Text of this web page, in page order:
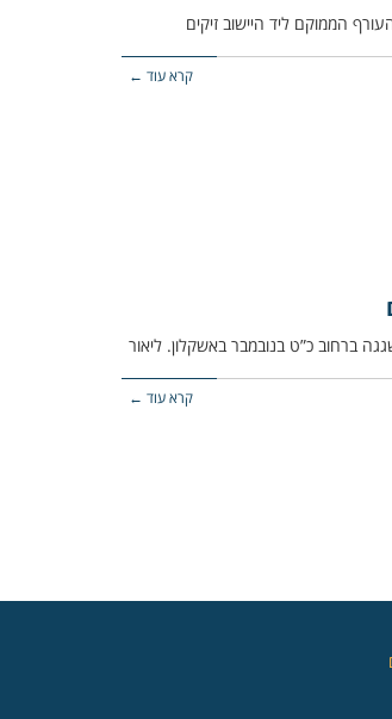
הממוקם ליד היישוב זיקים
קרא עוד ←
קרא עוד ←